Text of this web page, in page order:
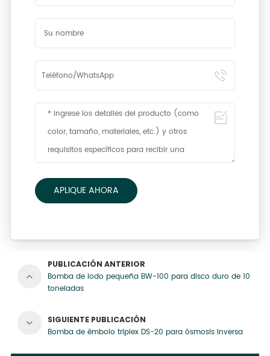
APLIQUE AHORA
PUBLICACIÓN ANTERIOR
Bomba de lodo pequeña BW-100 para disco duro de 10
toneladas
SIGUIENTE PUBLICACIÓN
Bomba de émbolo triplex DS-20 para ósmosis inversa